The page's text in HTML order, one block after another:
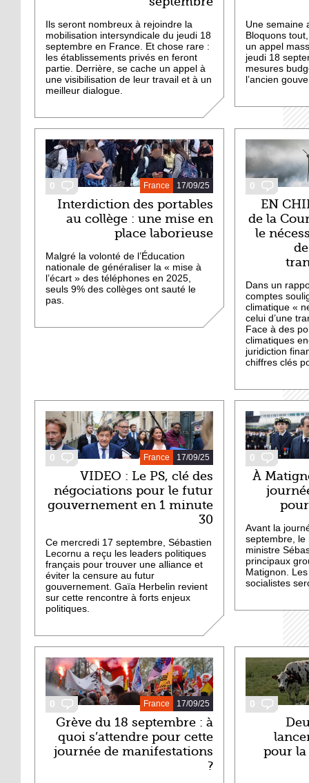
Ils seront nombreux à rejoindre la
mobilisation intersyndicale du jeudi 18
septembre en France. Et chose rare :
les établissements privés en feront
partie. Derrière, se cache un appel à
une visibilisation de leur travail et à un
meilleur dialogue.
Une semaine
Bloquons
un appel
jeudi 18
mesures
l’ancien
0 17/09/25
France
Interdiction des portables
au collège : une mise en
place laborieuse
Malgré la volonté de l’Éducation
nationale de généraliser la « mise à
l’écart » des téléphones en 2025,
seuls 9% des collèges ont sauté le
pas.
0
EN
de la
le
Dans un
comptes
climatique «
celui d’une
Face à des
climatiques
juridiction
chiffres clés
0 17/09/25
France
VIDEO : Le PS, clé des
négociations pour le futur
gouvernement en 1 minute
30
Ce mercredi 17 septembre, Sébastien
Lecornu a reçu les leaders politiques
français pour trouver une alliance et
éviter la censure au futur
gouvernement. Gaïa Herbelin revient
sur cette rencontre à forts enjeux
politiques.
0
À
Avant la
septembre, le
ministre
principaux
Matignon.
socialistes
0 17/09/25
France
Grève du 18 septembre : à
quoi s’attendre pour cette
journée de manifestations
?
0
pour